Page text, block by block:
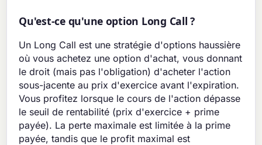
Qu'est-ce qu'une option Long Call ?
Un Long Call est une stratégie d'options haussière
où vous achetez une option d'achat, vous donnant
le droit (mais pas l'obligation) d'acheter l'action
sous-jacente au prix d'exercice avant l'expiration.
Vous profitez lorsque le cours de l'action dépasse
le seuil de rentabilité (prix d'exercice + prime
payée). La perte maximale est limitée à la prime
payée, tandis que le profit maximal est